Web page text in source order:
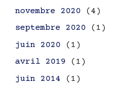
novembre 2020 (4)
septembre 2020 (1)
juin 2020 (1)
avril 2019 (1)
juin 2014 (1)